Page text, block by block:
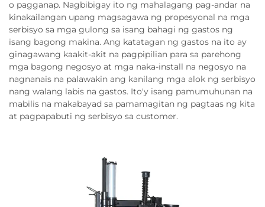
o pagganap. Nagbibigay ito ng mahalagang pag-andar na
kinakailangan upang magsagawa ng propesyonal na mga
serbisyo sa mga gulong sa isang bahagi ng gastos ng
isang bagong makina. Ang katatagan ng gastos na ito ay
ginagawang kaakit-akit na pagpipilian para sa parehong
mga bagong negosyo at mga naka-install na negosyo na
nagnanais na palawakin ang kanilang mga alok ng serbisyo
nang walang labis na gastos. Ito'y isang pamumuhunan na
mabilis na makabayad sa pamamagitan ng pagtaas ng kita
at pagpapabuti ng serbisyo sa customer.